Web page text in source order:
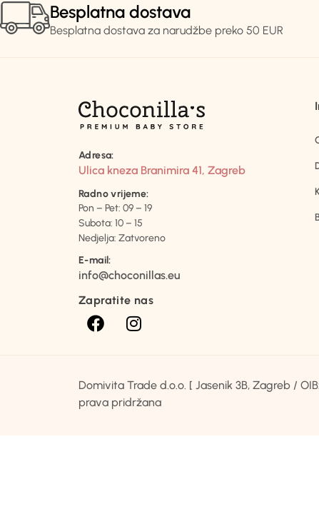
Besplatna dostava
Besplatna dostava za narudžbe preko 50 EUR
Adresa:
Ulica kneza Branimira 41, Zagreb
Radno vrijeme:
Pon – Pet: 09 – 19
Subota: 10 – 15
Nedjelja: Zatvoreno
E-mail:
info@choconillas.eu
Zapratite nas
Domivita Trade d.o.o. [ Jasenik 3B, Zagreb /
prava pridržana